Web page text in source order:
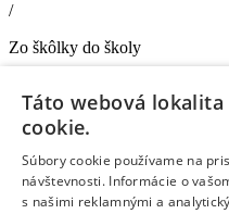
/
Zo škôlky do školy
Doprava zdarma
71,90 € s DPH
Pridať do košíka
Porovnať
Táto webová
cookie.
Súbory cookie používame na
návštevnosti. Informácie o
s našimi reklamnými a